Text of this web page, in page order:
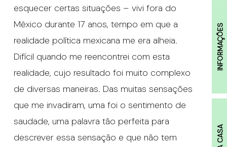
INFORMAÇÕES
A CASA
esquecer certas situações – vivi fora do
México durante 17 anos, tempo em que a
realidade política mexicana me era alheia.
Difícil quando me reencontrei com esta
realidade, cujo resultado foi muito complexo
de diversas maneiras. Das muitas sensações
que me invadiram, uma foi o sentimento de
saudade, uma palavra tão perfeita para
descrever essa sensação e que não tem